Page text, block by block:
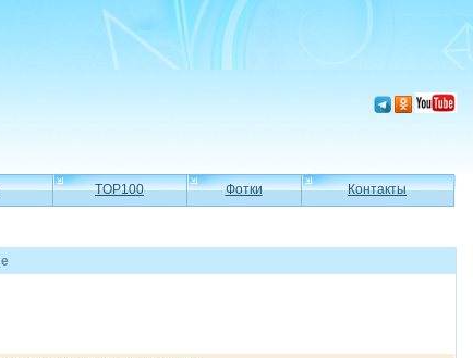
TOP100 Фотки Контакты